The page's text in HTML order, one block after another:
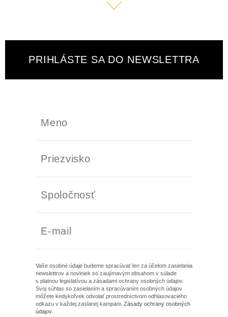
PRIHLÁSTE SA DO NEWSLETTRA
Vaše osobné údaje budeme spracúvať len za účelom zasielania
newslettrov a noviniek so zaujímavým obsahom v súlade
s platnou legislatívou a zásadami ochrany osobných údajov.
Svoj súhlas so zasielaním a spracúvaním osobných údajov
môžete kedykoľvek odvolať prostredníctvom odhlasovacieho
odkazu v každej zaslanej kampani. Zásady ochrany osobných
údajov.